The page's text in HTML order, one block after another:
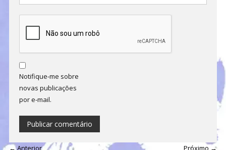
Notifique-me sobre
novas publicações
por e-mail.
← Anterior Próximo →